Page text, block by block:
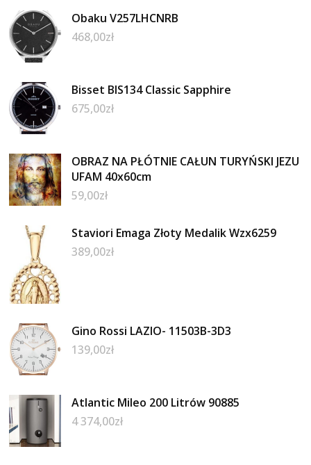
Obaku V257LHCNRB
468,00zł
Bisset BIS134 Classic Sapphire
675,00zł
OBRAZ NA PŁÓTNIE CAŁUN TURYŃSKI JEZU
UFAM 40x60cm
59,00zł
Staviori Emaga Złoty Medalik Wzx6259
389,00zł
Gino Rossi LAZIO- 11503B-3D3
139,00zł
Atlantic Mileo 200 Litrów 90885
4 374,00zł